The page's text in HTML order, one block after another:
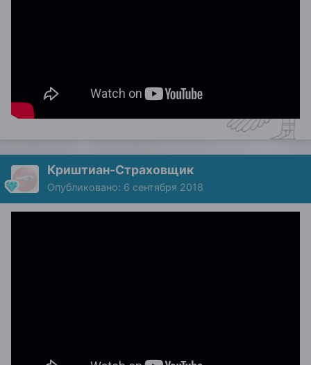
Криштиан-Страховщик
Опубликовано: 6 сентября 2018